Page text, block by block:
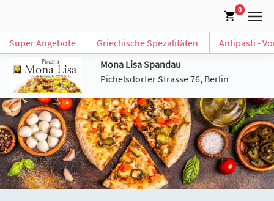
0
Super Angebote Griechische Spezalitäten
Antipasti -
Mona Lisa Spandau
Pichelsdorfer Strasse 76, Berlin